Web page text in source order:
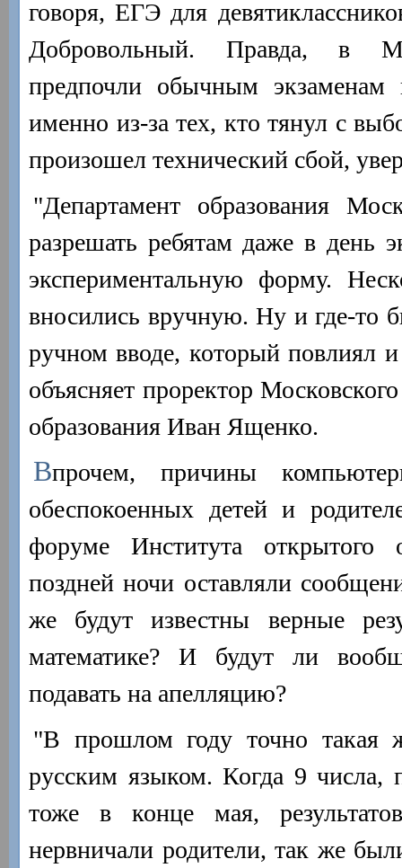
говоря, ЕГЭ для
Добровольный. Правда, в
предпочли обычным экзаменам
именно из-за тех, кто тянул с
произошел технический сбой,
"Департамент образования
разрешать ребятам даже в день
экспериментальную форму.
вносились вручную. Ну и где-то
ручном вводе, который повлиял
объясняет проректор
образования Иван Ященко.
Впрочем, причины
обеспокоенных детей и
форуме Института открытого
поздней ночи оставляли
же будут известны верные
математике? И будут ли
подавать на апелляцию?
"В прошлом году точно такая
русским языком. Когда 9 числа,
тоже в конце мая,
нервничали родители, так же